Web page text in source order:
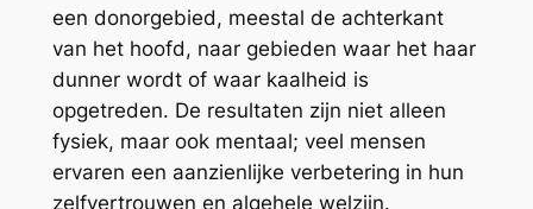
een donorgebied, meestal de achterkant
van het hoofd, naar gebieden waar het haar
dunner wordt of waar kaalheid is
opgetreden. De resultaten zijn niet alleen
fysiek, maar ook mentaal; veel mensen
ervaren een aanzienlijke verbetering in hun
zelfvertrouwen en algehele welzijn.